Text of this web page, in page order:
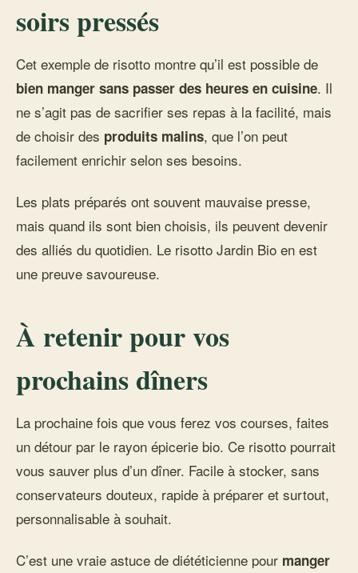
soirs pressés
Cet exemple de risotto montre qu’il est possible de
bien manger sans passer des heures en cuisine. Il
ne s’agit pas de sacrifier ses repas à la facilité, mais
de choisir des produits malins, que l’on peut
facilement enrichir selon ses besoins.
Les plats préparés ont souvent mauvaise presse,
mais quand ils sont bien choisis, ils peuvent devenir
des alliés du quotidien. Le risotto Jardin Bio en est
une preuve savoureuse.
À retenir pour vos
prochains dîners
La prochaine fois que vous ferez vos courses, faites
un détour par le rayon épicerie bio. Ce risotto pourrait
vous sauver plus d’un dîner. Facile à stocker, sans
conservateurs douteux, rapide à préparer et surtout,
personnalisable à souhait.
C’est une vraie astuce de diététicienne pour manger